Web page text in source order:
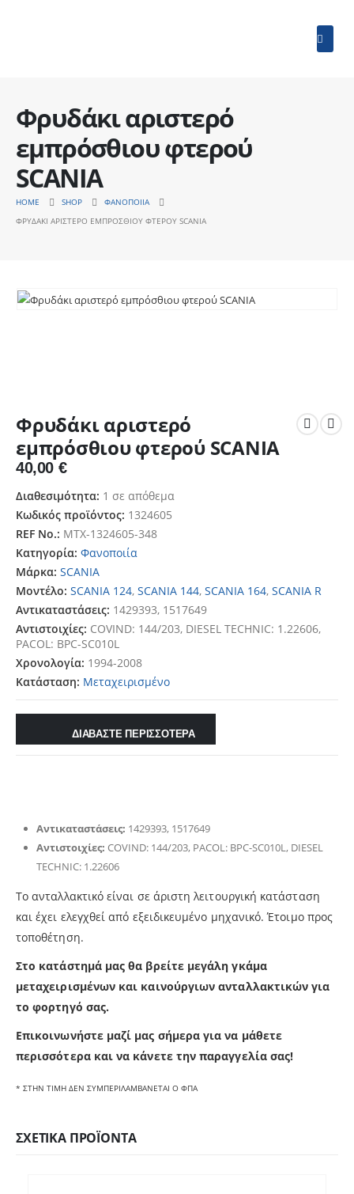
Φρυδάκι αριστερό
εμπρόσθιου φτερού
SCANIA
HOME SHOP
ΦΑΝΟΠΟΙΊΑ
ΦΡΥΔΆΚΙ ΑΡΙΣΤΕΡΌ ΕΜΠΡΌΣΘΙΟΥ ΦΤΕΡΟΎ SCANIA
Φρυδάκι αριστερό
εμπρόσθιου φτερού SCANIA
40,00 €
Διαθεσιμότητα: 1 σε απόθεμα
Κωδικός προϊόντος: 1324605
REF No.: MTX-1324605-348
Κατηγορία: Φανοποιία
Μάρκα: SCANIA
Μοντέλο: SCANIA 124, SCANIA 144, SCANIA 164, SCANIA R
Αντικαταστάσεις: 1429393, 1517649
Αντιστοιχίες: COVIND: 144/203, DIESEL TECHNIC: 1.22606,
PACOL: BPC-SC010L
Χρονολογία: 1994-2008
Κατάσταση: Μεταχειρισμένο
ΔΙΑΒΑΣΤΕ ΠΕΡΙΣΣΟΤΕΡΑ
Αντικαταστάσεις: 1429393, 1517649
Αντιστοιχίες: COVIND: 144/203, PACOL: BPC-SC010L, DIESEL
TECHNIC: 1.22606
Το ανταλλακτικό είναι σε άριστη λειτουργική κατάσταση
και έχει ελεγχθεί από εξειδικευμένο μηχανικό. Έτοιμο προς
τοποθέτηση.
Στο κατάστημά μας θα βρείτε μεγάλη γκάμα
μεταχειρισμένων και καινούργιων ανταλλακτικών για
το φορτηγό σας.
Επικοινωνήστε μαζί μας σήμερα για να μάθετε
περισσότερα και να κάνετε την παραγγελία σας!
* ΣΤΗΝ ΤΙΜΗ ΔΕΝ ΣΥΜΠΕΡΙΛΑΜΒΑΝΕΤΑΙ Ο ΦΠΑ
ΣΧΕΤΙΚΆ ΠΡΟΪΌΝΤΑ